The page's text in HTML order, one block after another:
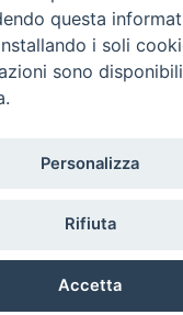
Economato)
questa
i soli
sono
Personalizza
Rifiuta
Accetta